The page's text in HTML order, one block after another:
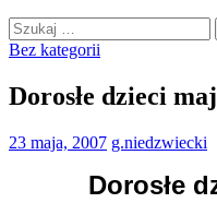
Szukaj:
Bez kategorii
Dorosłe dzieci
23 maja, 2007 g.niedzwiecki
Dorosłe